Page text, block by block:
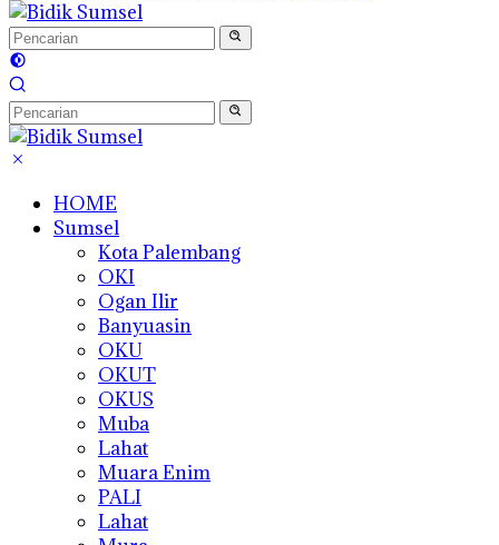
HOME
Sumsel
Kota Palembang
OKI
Ogan Ilir
Banyuasin
OKU
OKUT
OKUS
Muba
Lahat
Muara Enim
PALI
Lahat